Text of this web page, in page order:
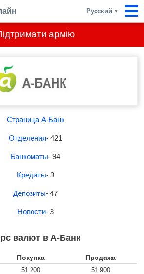
армію
Русский ▼
Страница А-Банк
Отделения- 421
Банкоматы- 94
Кредиты- 3
Депозиты- 47
Новости- 3
валют в А-Банк
Покупка Продажа
51.200
51.900